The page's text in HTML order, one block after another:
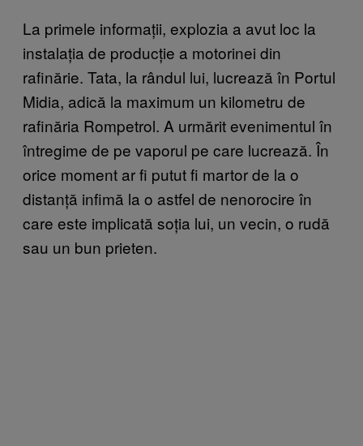
La primele informații, explozia a avut loc la
instalația de producție a motorinei din
rafinărie. Tata, la rândul lui, lucrează în Portul
Midia, adică la maximum un kilometru de
rafinăria Rompetrol. A urmărit evenimentul în
întregime de pe vaporul pe care lucrează. În
orice moment ar fi putut fi martor de la o
distanță infimă la o astfel de nenorocire în
care este implicată soția lui, un vecin, o rudă
sau un bun prieten.